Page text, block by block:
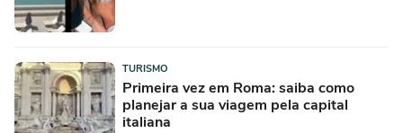
TURISMO
Primeira vez em Roma: saiba como
planejar a sua viagem pela capital
italiana